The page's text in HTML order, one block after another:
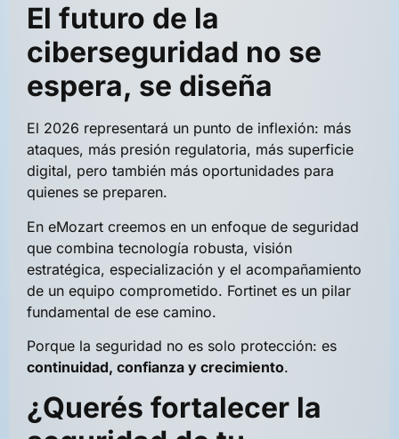
El futuro de la
ciberseguridad no se
espera, se diseña
El 2026 representará un punto de inflexión: más
ataques, más presión regulatoria, más superficie
digital, pero también más oportunidades para
quienes se preparen.
En eMozart creemos en un enfoque de seguridad
que combina tecnología robusta, visión
estratégica, especialización y el acompañamiento
de un equipo comprometido. Fortinet es un pilar
fundamental de ese camino.
Porque la seguridad no es solo protección: es
continuidad, confianza y crecimiento.
¿Querés fortalecer la